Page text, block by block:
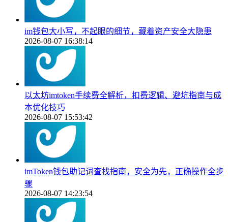
im钱包大小写，不起眼的细节，藏着资产安全大隐患
2026-08-07 16:38:14
以太坊imtoken手续费全解析，扣费逻辑、避坑指南与成
本优化技巧
2026-08-07 15:53:42
imToken钱包助记词查找指南，安全为先，正确操作全步
骤
2026-08-07 14:23:54